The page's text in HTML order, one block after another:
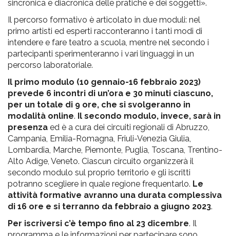
sincronica e diacronica delle pratiche e dei soggetti».
Il percorso formativo è articolato in due moduli: nel
primo artisti ed esperti racconteranno i tanti modi di
intendere e fare teatro a scuola, mentre nel secondo i
partecipanti sperimenteranno i vari linguaggi in un
percorso laboratoriale.
Il primo modulo (10 gennaio-16 febbraio 2023)
prevede 6 incontri di un’ora e 30 minuti ciascuno,
per un totale di 9 ore, che si svolgeranno in
modalità online. Il secondo modulo, invece, sarà in
presenza ed è a cura dei circuiti regionali di Abruzzo,
Campania, Emilia-Romagna, Friuli-Venezia Giulia,
Lombardia, Marche, Piemonte, Puglia, Toscana, Trentino-
Alto Adige, Veneto. Ciascun circuito organizzerà il
secondo modulo sul proprio territorio e gli iscritti
potranno scegliere in quale regione frequentarlo. Le
attività formative avranno una durata complessiva
di 16 ore e si terranno da febbraio a giugno 2023.
Per iscriversi c’è tempo fino al 23 dicembre. Il